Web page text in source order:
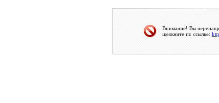
Внимание! Вы
щелкните по ссылке: